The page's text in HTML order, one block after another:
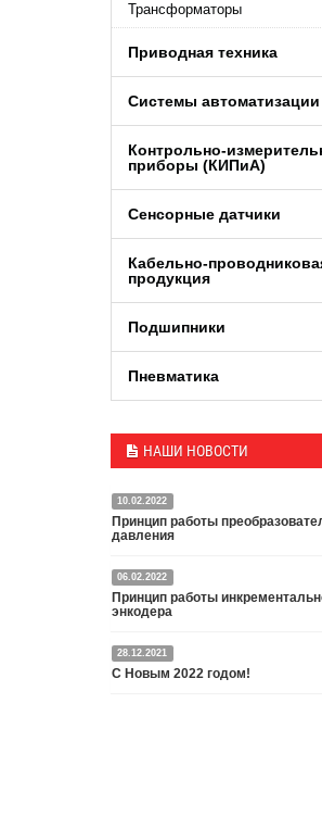
Трансформаторы
Приводная техника
Системы автоматизации
Контрольно-
приборы (КИПиA)
Сенсорные датчики
Кабельно-
продукция
Подшипники
Пневматика
НАШИ НОВОСТИ
10.02.2022
Принцип работы
давления
Датчик или преобразователь
специальное устройство,
давление среды в пропорциональный
Подробнее
06.02.2022
Принцип работы
энкодера
Энкодер представляет собой
преобразующий угловое
28.12.2021
С Новым 2022 годом!